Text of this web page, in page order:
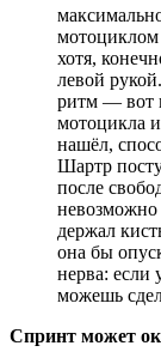
хотя,
левой
ритм — вот
мотоцикла
нашёл,
Шартр
после
невозможно
держал
она бы
нерва: если
можешь
Спринт может